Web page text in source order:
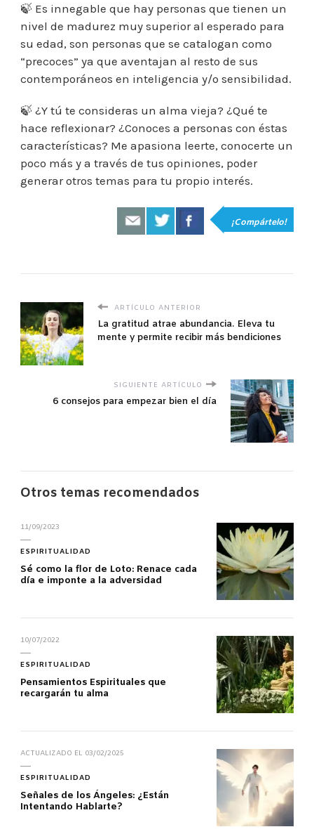
🍃 Es innegable que hay personas que tienen un
nivel de madurez muy superior al esperado para
su edad, son personas que se catalogan como
“precoces” ya que aventajan al resto de sus
contemporáneos en inteligencia y/o sensibilidad.
🍃 ¿Y tú te consideras un alma vieja? ¿Qué te
hace reflexionar? ¿Conoces a personas con éstas
características? Me apasiona leerte, conocerte un
poco más y a través de tus opiniones, poder
generar otros temas para tu propio interés.
¡Compártelo!
ARTÍCULO ANTERIOR
La gratitud atrae abundancia. Eleva tu
mente y permite recibir más bendiciones
SIGUIENTE ARTÍCULO
6 consejos para empezar bien el día
Otros temas recomendados
11/09/2023
ESPIRITUALIDAD
Sé como la flor de Loto: Renace cada
día e imponte a la adversidad
10/07/2022
ESPIRITUALIDAD
Pensamientos Espirituales que
recargarán tu alma
ACTUALIZADO EL 03/02/2025
ESPIRITUALIDAD
Señales de los Ángeles: ¿Están
Intentando Hablarte?